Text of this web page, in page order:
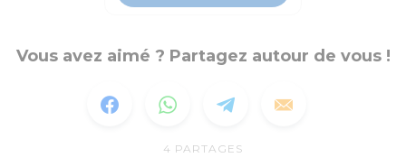
Vous avez aimé ? Partagez autour de vous !
4 PARTAGES